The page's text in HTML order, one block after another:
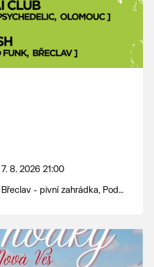
8. 2026 21:00
- pivní zahrádka, Pod